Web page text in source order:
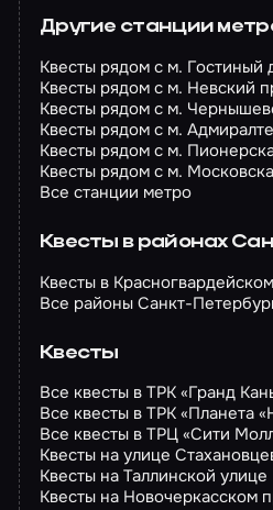
Другие станции
Квесты рядом с м. Гостиный
Квесты рядом с м. Невский
Квесты рядом с м.
Квесты рядом с м.
Квесты рядом с м.
Квесты рядом с м.
Все станции метро
Квесты в районах
Квесты в
Все районы Санкт-
Квесты
Все квесты в ТРК «Гранд
Все квесты в ТРК «Планета
Все квесты в ТРЦ «Сити
Квесты на улице
Квесты на Таллинской улице
Квесты на Новочеркасском